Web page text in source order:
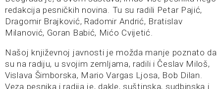
redakcija pesničkih novina. Tu su radili Petar Pajić,
Dragomir Brajković, Radomir Andrić, Bratislav
Milanović, Goran Babić, Mićo Cvijetić.
Našoj književnoj javnosti je možda manje poznato da
su na radiju, u svojim zemljama, radili i Česlav Miloš,
Vislava Šimborska, Mario Vargas Ljosa, Bob Dilan.
Veza pesnika i radija je, dakle, suštinska, sudbinska i